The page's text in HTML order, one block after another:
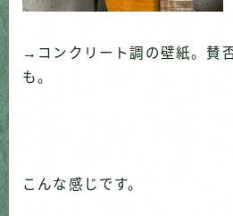
→コンクリート調の壁紙。賛
も。
こんな感じです。